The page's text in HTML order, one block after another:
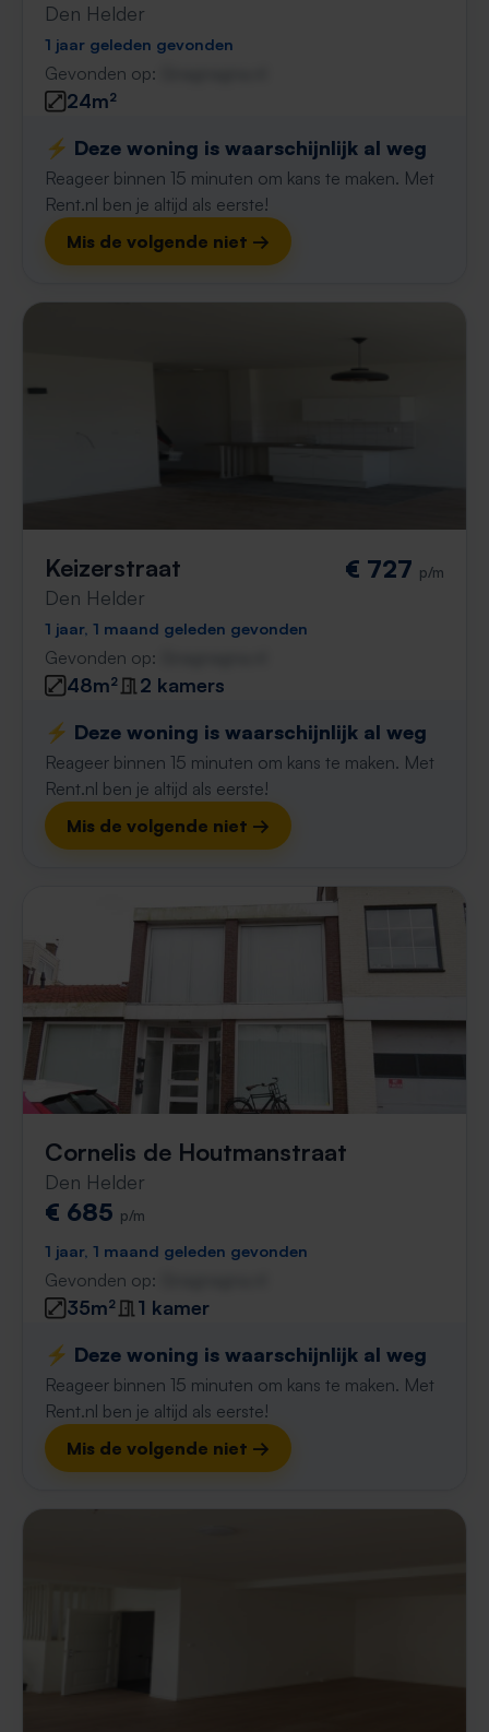
Den Helder
1 jaar geleden gevonden
Gevonden op:
24m²
⚡️ Deze woning is waarschijnlijk al weg
Reageer binnen 15 minuten om kans te maken. Met
Rent.nl ben je altijd als eerste!
Mis de volgende niet →
Keizerstraat
Den Helder
€ 727 p/m
1 jaar, 1 maand geleden gevonden
Gevonden op:
48m²
2 kamers
⚡️ Deze woning is waarschijnlijk al weg
Reageer binnen 15 minuten om kans te maken. Met
Rent.nl ben je altijd als eerste!
Mis de volgende niet →
Cornelis de Houtmanstraat
Den Helder
€ 685 p/m
1 jaar, 1 maand geleden gevonden
Gevonden op:
35m²
1 kamer
⚡️ Deze woning is waarschijnlijk al weg
Reageer binnen 15 minuten om kans te maken. Met
Rent.nl ben je altijd als eerste!
Mis de volgende niet →